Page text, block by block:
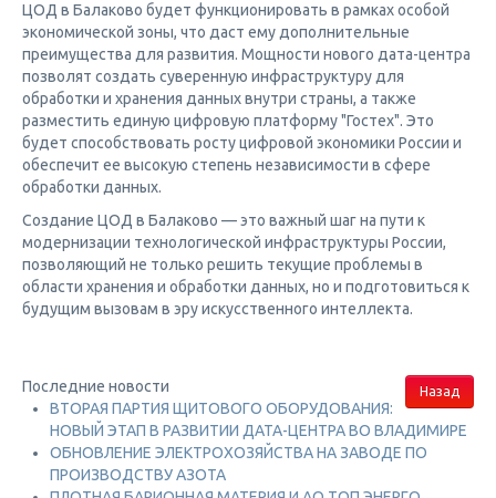
ЦОД в Балаково будет функционировать в рамках особой
экономической зоны, что даст ему дополнительные
преимущества для развития. Мощности нового дата-центра
позволят создать суверенную инфраструктуру для
обработки и хранения данных внутри страны, а также
разместить единую цифровую платформу "Гостех". Это
будет способствовать росту цифровой экономики России и
обеспечит ее высокую степень независимости в сфере
обработки данных.
Создание ЦОД в Балаково — это важный шаг на пути к
модернизации технологической инфраструктуры России,
позволяющий не только решить текущие проблемы в
области хранения и обработки данных, но и подготовиться к
будущим вызовам в эру искусственного интеллекта.
Назад
Последние новости
ВТОРАЯ ПАРТИЯ ЩИТОВОГО ОБОРУДОВАНИЯ:
НОВЫЙ ЭТАП В РАЗВИТИИ ДАТА-ЦЕНТРА ВО ВЛАДИМИРЕ
ОБНОВЛЕНИЕ ЭЛЕКТРОХОЗЯЙСТВА НА ЗАВОДЕ ПО
ПРОИЗВОДСТВУ АЗОТА